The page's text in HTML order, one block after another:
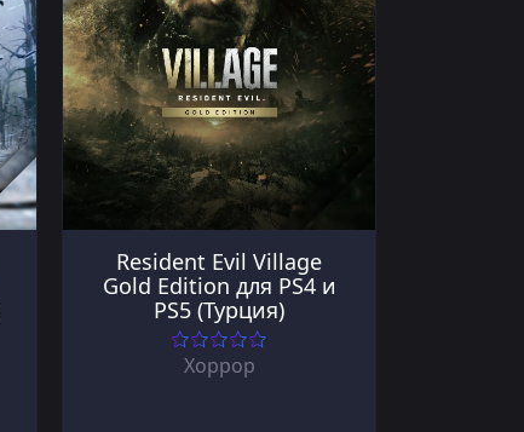
Resident Evil Village
Gold Edition для PS4 и
PS5 (Турция)
Хоррор